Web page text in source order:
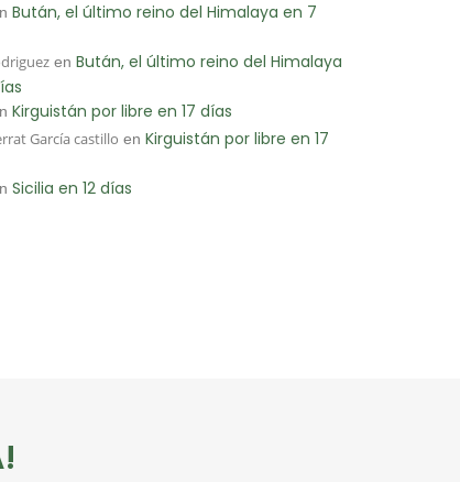
Bután, el último reino del Himalaya en 7
en Bután, el último reino del Himalaya
Kirguistán por libre en 17 días
García castillo en Kirguistán por libre en 17
Sicilia en 12 días